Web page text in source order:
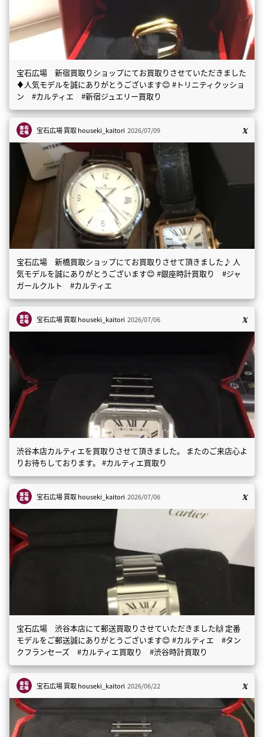
宝石広場 新宿買取りショップにてお買取りさせていただきました
♦️人気モデルを誠にありがとうございます😊 #トリニティクッショ
ン #カルティエ #新宿ジュエリー買取り
宝石広場 買取houseki_kaitori 2026/07/09
宝石広場 新橋買取ショップにてお買取りさせて頂きました♪ 人
気モデルを誠にありがとうございます😊 #銀座時計買取り #ジャ
ガールクルト #カルティエ
宝石広場 買取houseki_kaitori 2026/07/06
渋谷本店カルティエを買取りさせて頂きました。 またのご来店心よ
りお待ちしております。 #カルティエ買取り
宝石広場 買取houseki_kaitori 2026/07/06
宝石広場 渋谷本店にて郵送買取りさせていただきました🙌 定番
モデルをご郵送誠にありがとうございます😊 #カルティエ #タン
クフランセーズ #カルティエ買取り #渋谷時計買取り
宝石広場 買取houseki_kaitori 2026/06/22